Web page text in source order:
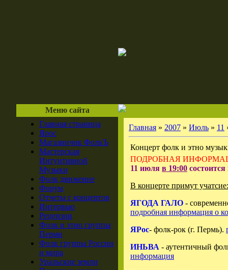
Меню сайта
Главная страница
Ярос
Магазинчик ФолкЪ
Мастерская
Интуитивной
Музыки
Фолк движение
Форум
Отчеты с концертов
Интервью
Рецензии
Фолк и этно группы
Перми
Фолк группы России
и мира
Уральские земли
Главная » 2007 » Июль » 11
Концерт фолк и этно
ПОДРОБНАЯ
11 июля в 19:00
В концерте примут учатсие:
ЯГОДА ГАЛО -
подробная информация о
ЯРос- фолк-рок (г. Пермь).
ИНЬВА - аутентичный
информация